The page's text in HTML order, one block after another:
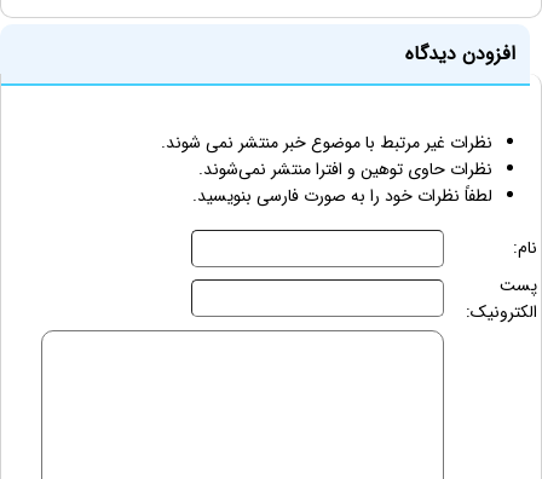
افزودن دیدگاه
نظرات غیر مرتبط با موضوع خبر منتشر نمی شوند.
نظرات حاوی توهین و افترا منتشر نمی‌شوند.
لطفاً نظرات خود را به صورت فارسی بنویسید.
نام:
پست
الکترونیک: